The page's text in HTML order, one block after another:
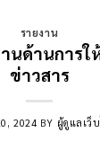
รายงาน
นด้านการใ
ข่าวสาร
2024 BY ผู้ดูแลเว็